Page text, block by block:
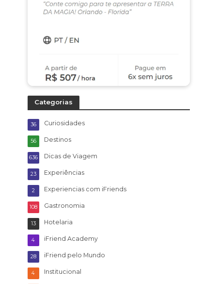
Categorias
Curiosidades
36
Destinos
56
Dicas de Viagem
636
Experiências
23
Experiencias com iFriends
2
Gastronomia
108
Hotelaria
13
iFriend Academy
4
iFriend pelo Mundo
28
Institucional
4